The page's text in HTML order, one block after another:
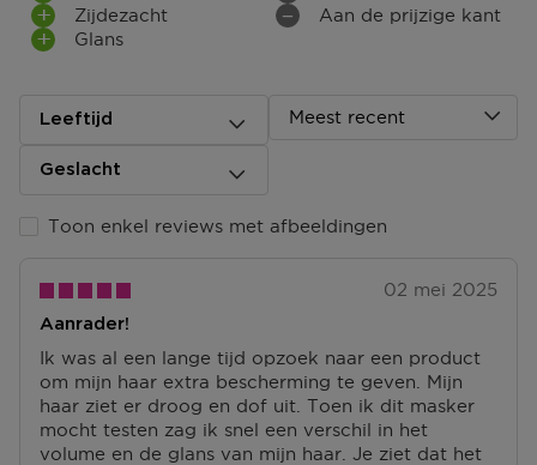
Terugsturen
Na ontvangst van jouw bestelling producten heb je 14
dagen de tijd om de producten te retourneren. Om
opnemen of gebruikmaken van een
Omruilen of terugbrengen in de winkel
een winkel bij jou in de buurt. Hiervoor hoef je geen
orderbevestiging mee.
Ga naar meer info en FAQ’s over retourneren.
Meer vragen rond bestellen? Die vind je op onze FAQ
pagina.
Zijdezacht
Glans
Aan de prijzige kant
Leeftijd
Geslacht
Toon enkel reviews met afbeeldingen
Meest recent
02 mei 2025
Aanrader!
Ik was al een lange tijd opzoek naar een product
om mijn haar extra bescherming te geven. Mijn
haar ziet er droog en dof uit. Toen ik dit masker
mocht testen zag ik snel een verschil in het
volume en de glans van mijn haar. Je ziet dat het